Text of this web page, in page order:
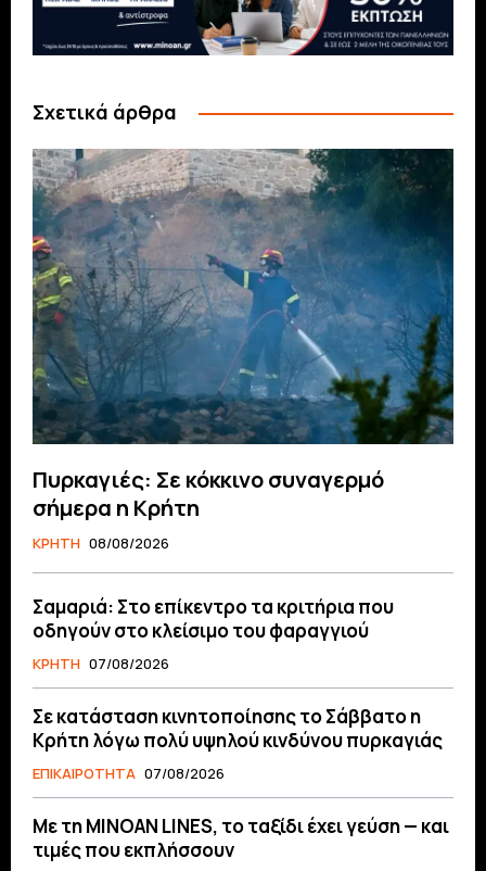
Σχετικά άρθρα
Πυρκαγιές: Σε κόκκινο συναγερμό
σήμερα η Κρήτη
ΚΡΗΤΗ 08/08/2026
Σαμαριά: Στο επίκεντρο τα κριτήρια που
οδηγούν στο κλείσιμο του φαραγγιού
ΚΡΗΤΗ 07/08/2026
Σε κατάσταση κινητοποίησης το Σάββατο η
Κρήτη λόγω πολύ υψηλού κινδύνου πυρκαγιάς
ΕΠΙΚΑΙΡΟΤΗΤΑ 07/08/2026
Με τη MINOAN LINES, το ταξίδι έχει γεύση — και
τιμές που εκπλήσσουν